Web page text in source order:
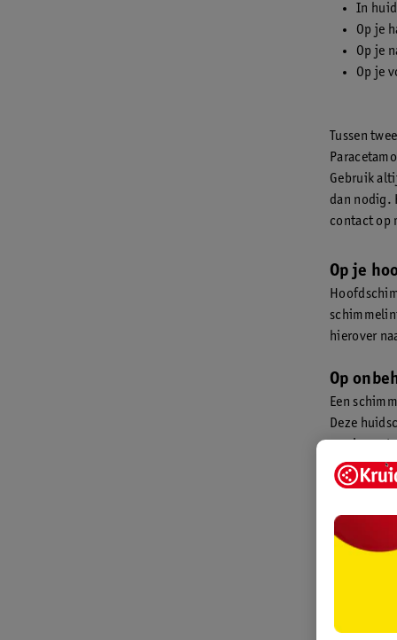
In
Op je
Op je
Op je
Tussen
Gebruik
dan nodig.
contact op
Op je
hierover
Op
Een
Deze
In
wordt ook
Een